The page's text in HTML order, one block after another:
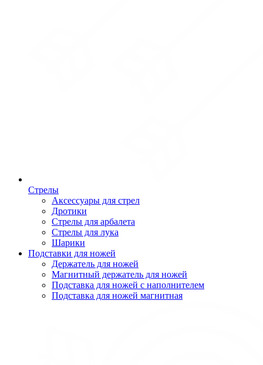
Стрелы
Аксессуары для стрел
Дротики
Стрелы для арбалета
Стрелы для лука
Шарики
Подставки для ножей
Держатель для ножей
Магнитный держатель для ножей
Подставка для ножей с наполнителем
Подставка для ножей магнитная